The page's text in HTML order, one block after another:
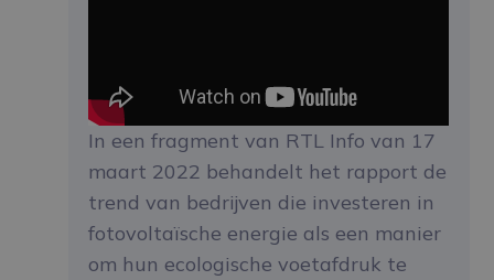
In een fragment van RTL Info van 17
maart 2022 behandelt het rapport de
trend van bedrijven die investeren in
fotovoltaïsche energie als een manier
om hun ecologische voetafdruk te